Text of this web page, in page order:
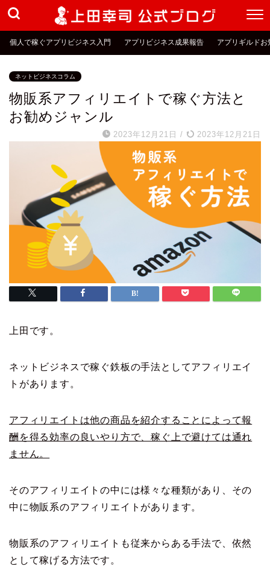
個人で稼ぐアプリビジネス入門 アプリビジネス成果報告 アプリギルドお
ネットビジネスコラム
物販系アフィリエイトで稼ぐ方法と
お勧めジャンル
2023年12月21日 / 2023年12月21日
上田です。
ネットビジネスで稼ぐ鉄板の手法としてアフィリエイ
トがあります。
アフィリエイトは他の商品を紹介することによって報
酬を得る効率の良いやり方で、稼ぐ上で避けては通れ
ません。
そのアフィリエイトの中には様々な種類があり、その
中に物販系のアフィリエイトがあります。
物販系のアフィリエイトも従来からある手法で、依然
として稼げる方法です。